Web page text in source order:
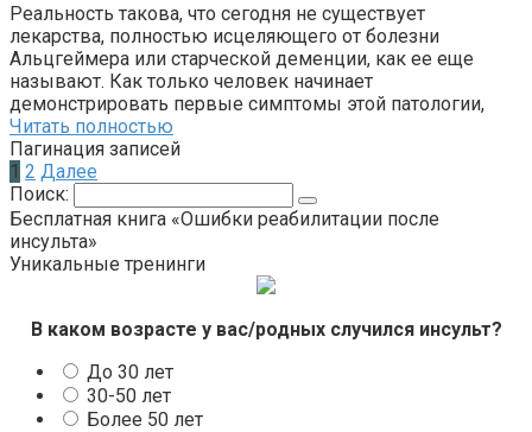
Реальность такова, что сегодня не существует
лекарства, полностью исцеляющего от болезни
Альцгеймера или старческой деменции, как ее еще
называют. Как только человек начинает
демонстрировать первые симптомы этой патологии,
Читать полностью
Пагинация записей
1 2 Далее
Поиск:
Бесплатная книга «Ошибки реабилитации после
инсульта»
Уникальные тренинги
В каком возрасте у вас/родных случился инсульт?
До 30 лет
30-50 лет
Более 50 лет